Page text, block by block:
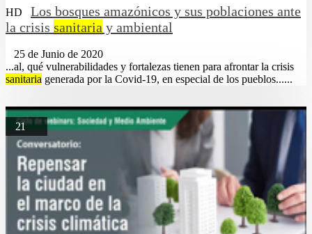
HD
Los bosques amazónicos y sus poblaciones ante
la crisis sanitaria y ambiental
25 de Junio de 2020
...al, qué vulnerabilidades y fortalezas tienen para afrontar la crisis
sanitaria generada por la Covid-19, en especial de los pueblos......
21